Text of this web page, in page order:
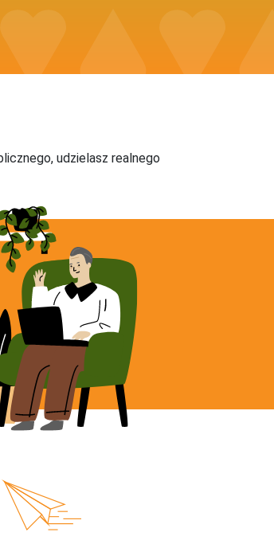
udzielasz realnego